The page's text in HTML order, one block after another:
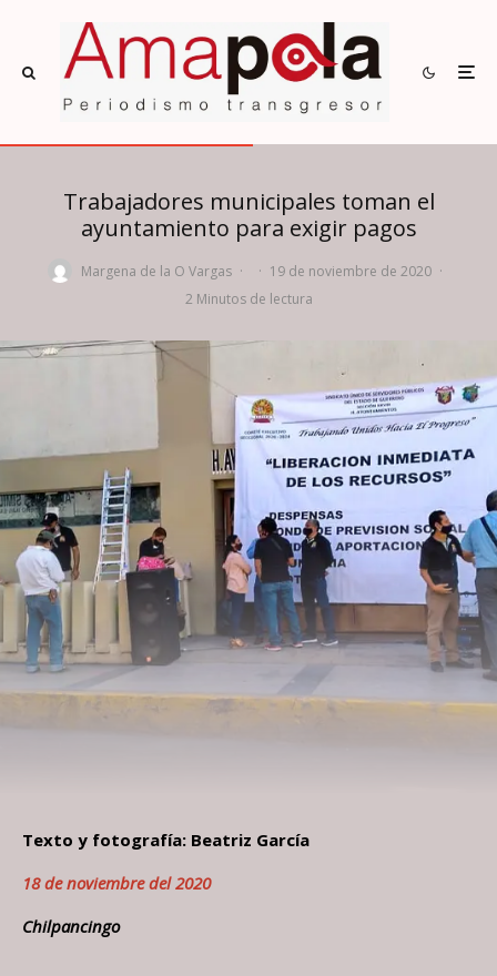
Trabajadores municipales toman el
ayuntamiento para exigir pagos
Margena de la O Vargas · · 19 de noviembre de 2020 ·
2 Minutos de lectura
Texto y fotografía: Beatriz García
18 de noviembre del 2020
Chilpancingo